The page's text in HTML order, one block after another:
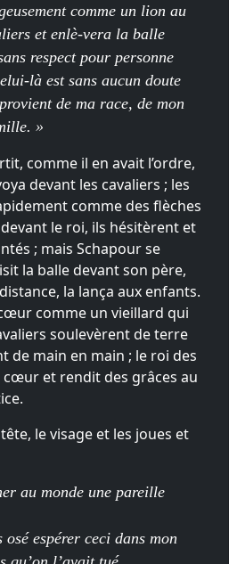
comme un lion au
et enlè-vera la balle
respect pour personne
là est sans aucun doute
de ma race, de mon
»
comme il en avait l’ordre,
devant les cavaliers ; les
comme des flèches
devant le roi, ils hésitèrent et
; mais Schapour se
la balle devant son père,
la lança aux enfants.
comme un vieillard qui
soulevèrent de terre
de main en main ; le roi des
et rendit des grâces au
le visage et les joues et
au monde une pareille
espérer ceci dans mon